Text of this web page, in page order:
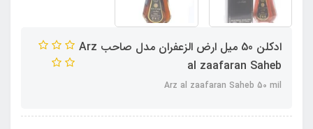
ادکلن 50 میل ارض الزعفران مدل صاحب Arz
al zaafaran Saheb
Arz al zaafaran Saheb 50 mil